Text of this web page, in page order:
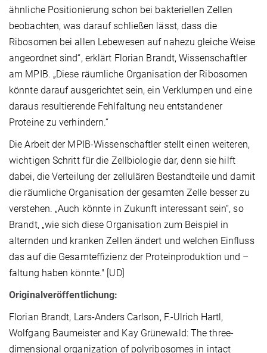
ähnliche Positionierung schon bei bakteriellen Zellen
beobachten, was darauf schließen lässt, dass die
Ribosomen bei allen Lebewesen auf nahezu gleiche Weise
angeordnet sind“, erklärt Florian Brandt, Wissenschaftler
am MPIB. „Diese räumliche Organisation der Ribosomen
könnte darauf ausgerichtet sein, ein Verklumpen und eine
daraus resultierende Fehlfaltung neu entstandener
Proteine zu verhindern.“
Die Arbeit der MPIB-Wissenschaftler stellt einen weiteren,
wichtigen Schritt für die Zellbiologie dar, denn sie hilft
dabei, die Verteilung der zellulären Bestandteile und damit
die räumliche Organisation der gesamten Zelle besser zu
verstehen. „Auch könnte in Zukunft interessant sein“, so
Brandt, „wie sich diese Organisation zum Beispiel in
alternden und kranken Zellen ändert und welchen Einfluss
das auf die Gesamteffizienz der Proteinproduktion und –
faltung haben könnte." [UD]
Originalveröffentlichung:
Florian Brandt, Lars-Anders Carlson, F.-Ulrich Hartl,
Wolfgang Baumeister and Kay Grünewald: The three-
dimensional organization of polyribosomes in intact